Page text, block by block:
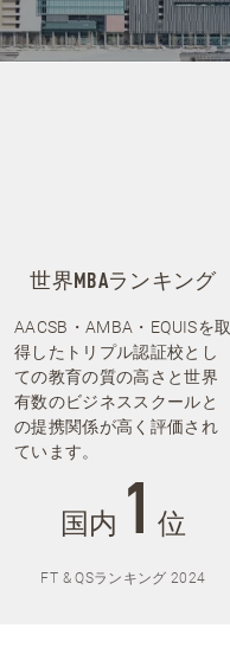
世界MBAランキング
AACSB・AMBA・EQUISを取
得したトリプル認証校とし
ての教育の質の高さと世界
有数のビジネススクールと
の提携関係が高く評価され
ています。
国内 1 位
FT & QSランキング 2024